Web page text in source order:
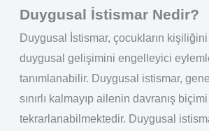
Duygusal İstismar Nedir?
Duygusal İstismar, çocukların
duygusal gelişimini engelleyici
tanımlanabilir. Duygusal istismar,
sınırlı kalmayıp ailenin davranış
tekrarlanabilmektedir. Duygusal